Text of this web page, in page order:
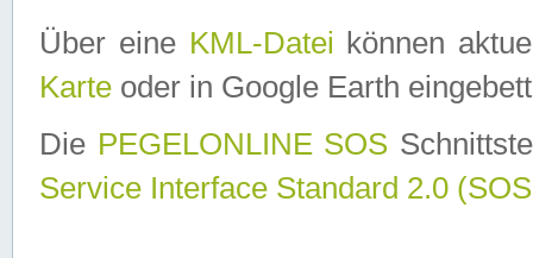
Über eine KML-Datei können
Karte oder in Google Earth
Die PEGELONLINE SOS
Service Interface Standard 2.0